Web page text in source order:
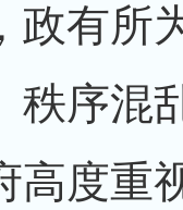
有所
秩序混
高度重